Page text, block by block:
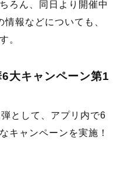
ろん、同日より開催中
報などについても、
。
キャンペーン第1
として、アプリ内で6
キャンペーンを実施！